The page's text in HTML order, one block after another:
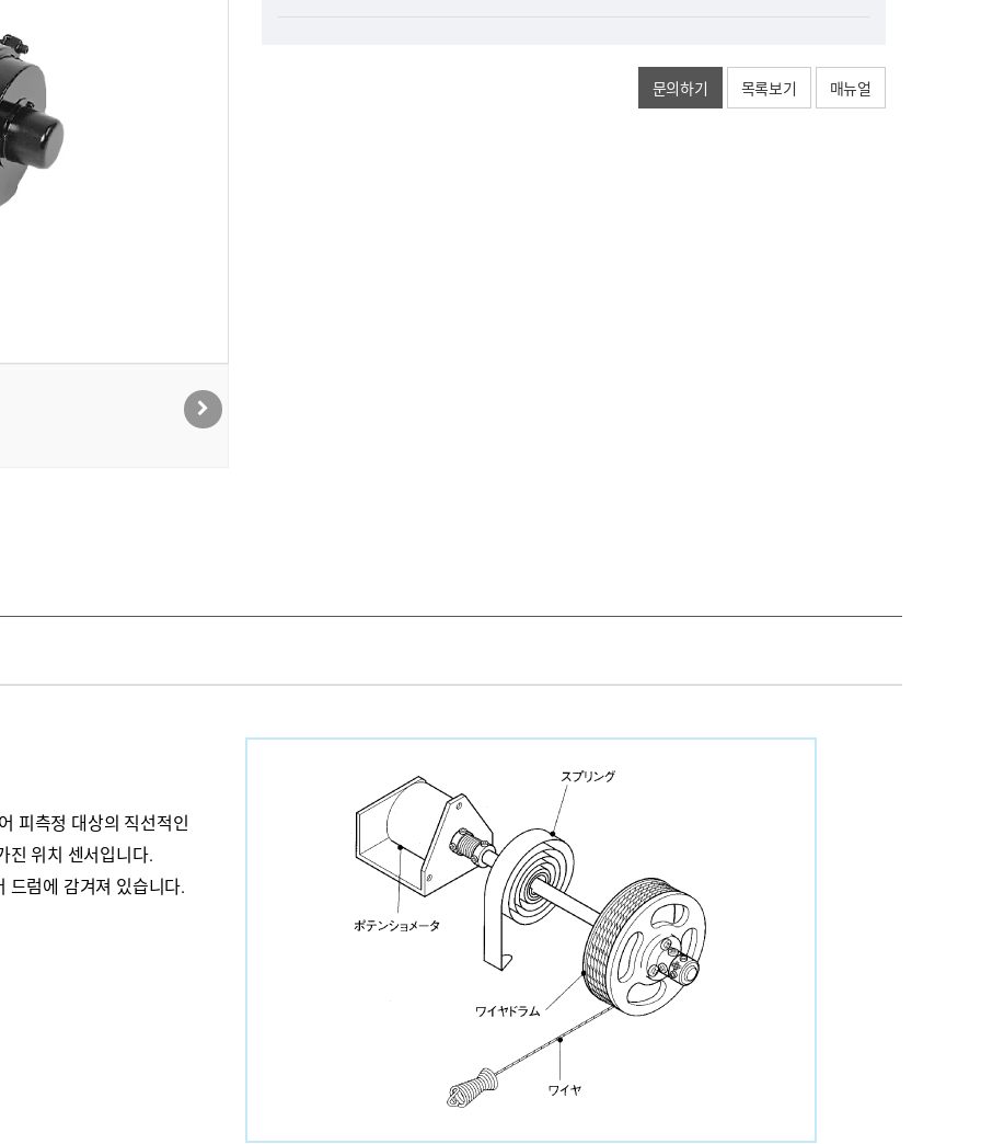
문의하기 목록보기 매뉴얼
피측정 대상의 직선적인
진 위치 센서입니다.
드럼에 감겨져 있습니다.